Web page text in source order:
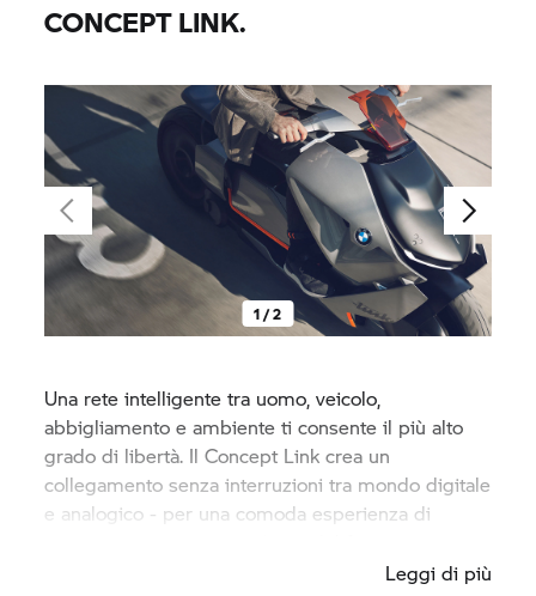
CONCEPT LINK.
1 / 2
Una rete intelligente tra uomo, veicolo,
abbigliamento e ambiente ti consente il più alto
grado di libertà. Il Concept Link crea un
collegamento senza interruzioni tra mondo digitale
e analogico - per una comoda esperienza di
Leggi di più